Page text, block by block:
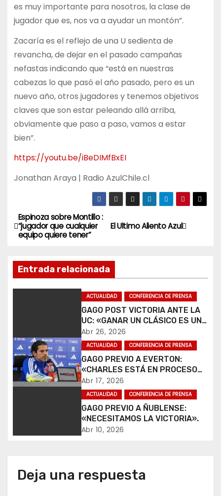
es muy importante para nosotros, la clase de
jugador que es, nos va a ayudar un montón”.
Zacaría es el reflejo de una U sedienta de
revancha, de dejar en el pasado campañas
nefastas indicando que “está en nuestras
cabezas lo que pasó el año pasado, pero es un
nuevo año, otros jugadores y tenemos objetivos
claves que son estar peleando allá arriba,
obviamente que paso a paso, vamos a estar
bien”.
https://youtu.be/iBeDIMfBxEI
Jonathan Araya | Radio AzulChile.cl
N
a
v
e
c
i
ó
d
e
El Ultimo Aliento Azul
Espinoza sobre Montillo :
“jugador que cualquier
equipo quiere tener”
Entrada relacionada
ACTUALIDAD CONFERENCIA DE PRENSA
GAGO POST VICTORIA ANTE LA
UC: «GANAR UN CLÁSICO ES UNA
ALEGRÍA».
Abr 26, 2026
ACTUALIDAD CONFERENCIA DE PRENSA
GAGO PREVIO A EVERTON:
«CHARLES ESTÁ EN PROCESO
DE RECUPERACIÓN».
Abr 17, 2026
ACTUALIDAD CONFERENCIA DE PRENSA
GAGO PREVIO A ÑUBLENSE:
«NECESITAMOS LA VICTORIA».
Abr 10, 2026
Deja una respuesta